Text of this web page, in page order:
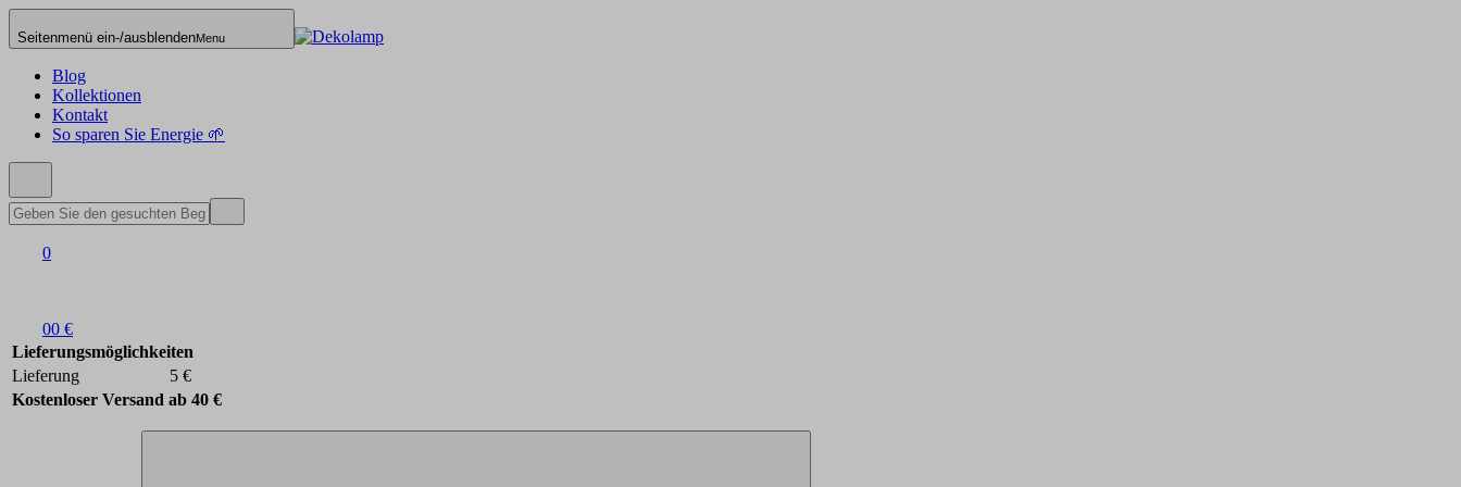
Seitenmenü ein-/ausblendenMenu
Blog
Kollektionen
Kontakt
So sparen Sie Energie 🌱
0
00 €
Lieferungsmöglichkeiten
Lieferung
5 €
Kostenloser Versand ab 40 €